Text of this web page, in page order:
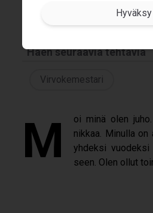
Nokia
Haen seuraavia tehtäviä
Virvokemestari
Moi minä olen juho. Opis­ke­len säh­kö­tek­
nik­kaa. Minulla
yhdeksi
seen. Olen ollut